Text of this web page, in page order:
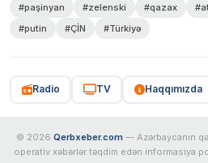
#paşinyan #zelenski #qazax
#putin
#ÇİN #Türkiyə
Radio TV Haqqımızda
© 2026 Qerbxeber.com — Azərbaycanın
operativ xəbərlər təqdim edən informasiya